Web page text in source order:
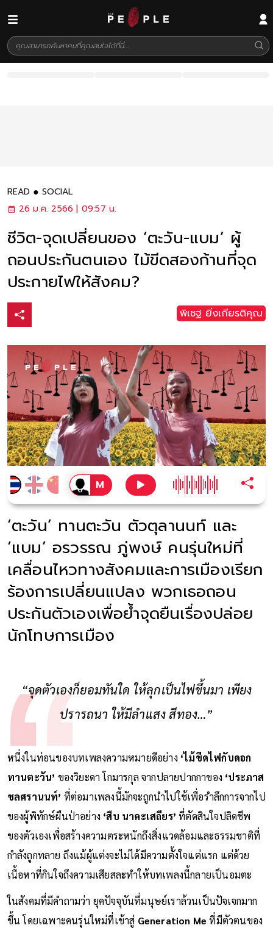
READ
SOCIAL
26 ม.ค. 2566 | 09:57 น.
ชีวิต-จุดเปลี่ยนของ ‘ตะวัน-แบม’ ผู้
ถอนประกันตนเอง ไม้ขีดสองก้านที่จุด
ประกายไฟให้สังคม?
พิเชฐ ยิ่งเกียรติคุณ
‘ตะวัน’ ทานตะวัน ตัวตุลานนท์ และ
‘แบม’ อรวรรณ ภู่พงษ์ คนรุ่นใหม่ที่
เคลื่อนไหวทางสังคมและการเมืองเรียก
ร้องการเปลี่ยนแปลง พวกเธอถอน
ประกันตัวเองเพื่อย้ำจุดยืนเรื่องปล่อย
นักโทษการเมือง
“จุดตัวเองก็ยอมทันใด ให้ลุกเป็นไฟขึ้นมา เพียง
ปรารถนา ให้มีลำแสง สีทอง…”
หนึ่งในท่อนของบทเพลงความหมายดีอย่าง ‘ไม้ขีดไฟกับดอก
ทานตะวัน’ ของวิยะดา โกมารกุล จากปลายปากกาของ ‘ประภาส
ชลศรานนท์’ ที่ต่อมาเพลงนี้มักจะถูกนำไปใช้เพื่อรำลึกการจากไป
ของผู้พิทักษ์ผืนป่าอย่าง ‘สืบ นาคะเสถียร’ ที่ตัดสินใจปลิดชีพ
ของตัวเองเพื่อสร้างความตระหนักถึงสิ่งแวดล้อมและธรรมชาติที่
กำลังถูกทลาย ถึงแม้ผู้แต่งจะไม่ได้มีความตั้งใจแต่แรก แต่ด้วย
เนื้อหาที่กินใจถึงความเสียสละทำให้บทเพลงนี้กลายเป็นอมตะ
ในสังคมที่มีคำถามว่า ยุคปัจจุบันที่มนุษย์เราล้วนเป็นปัจเจกมาก
ขึ้น โดยเฉพาะคนรุ่นใหม่ที่เข้าสู่ Generation Me ที่มีตัวตนของ